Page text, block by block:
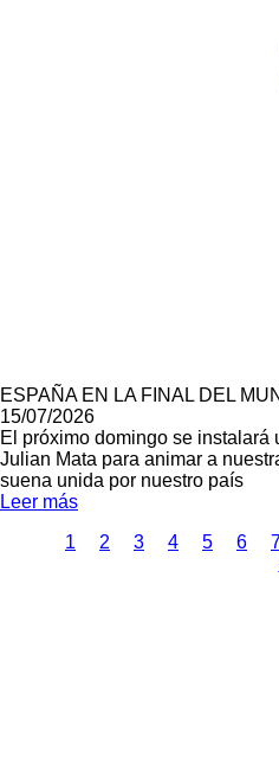
ESPAÑA EN LA FINAL DEL
15/07/2026
El próximo domingo se instalará
Julian Mata para animar a
suena unida por nuestro país
Leer más
Página
1 Page
2 Page
3 Page
4 Page
5 6